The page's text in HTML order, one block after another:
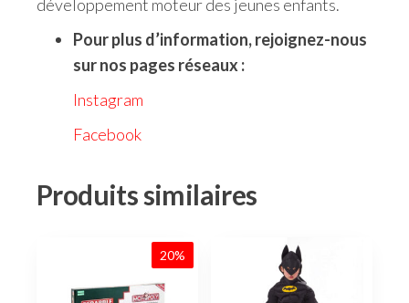
développement moteur des jeunes enfants.
Pour plus d’information, rejoignez-nous
sur nos pages réseaux :
Instagram
Facebook
Produits similaires
20%